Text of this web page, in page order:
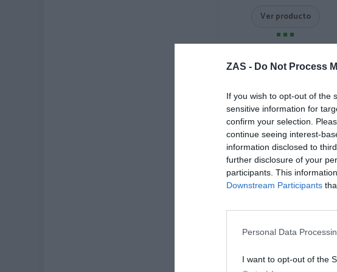
ZAS - Do Not Process
If you wish to opt-out of the
sensitive information for
confirm your selection.
continue seeing interest-
information disclosed to
further disclosure of your
participants. This
Downstream Participants
Personal Data
I want to opt-out of the
Ver producto
-50%
Óleos sobre lienzos
★★★★★
★★★★★